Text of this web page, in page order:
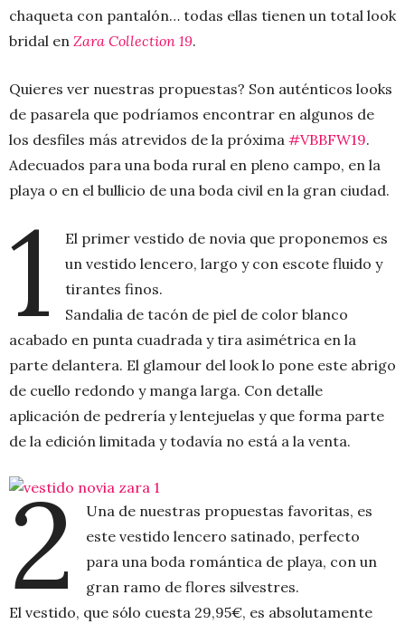
chaqueta con pantalón… todas ellas tienen un total look
bridal en Zara Collection 19.
Quieres ver nuestras propuestas? Son auténticos looks
de pasarela que podríamos encontrar en algunos de
los desfiles más atrevidos de la próxima #VBBFW19.
Adecuados para una boda rural en pleno campo, en la
playa o en el bullicio de una boda civil en la gran ciudad.
1
El primer vestido de novia que proponemos es
un vestido lencero, largo y con escote fluido y
tirantes finos.
Sandalia de tacón de piel de color blanco
acabado en punta cuadrada y tira asimétrica en la
parte delantera. El glamour del look lo pone este abrigo
de cuello redondo y manga larga. Con detalle
aplicación de pedrería y lentejuelas y que forma parte
de la edición limitada y todavía no está a la venta.
2
Una de nuestras propuestas favoritas, es
este vestido lencero satinado, perfecto
para una boda romántica de playa, con un
gran ramo de flores silvestres.
El vestido, que sólo cuesta 29,95€, es absolutamente